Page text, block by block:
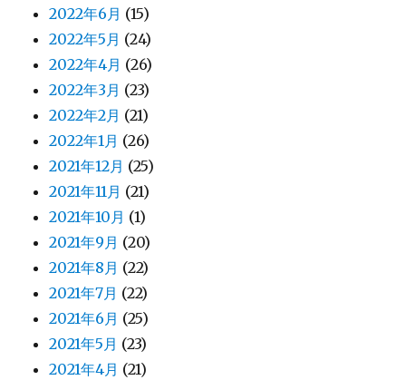
2022年6月 (15)
2022年5月 (24)
2022年4月 (26)
2022年3月 (23)
2022年2月 (21)
2022年1月 (26)
2021年12月 (25)
2021年11月 (21)
2021年10月 (1)
2021年9月 (20)
2021年8月 (22)
2021年7月 (22)
2021年6月 (25)
2021年5月 (23)
2021年4月 (21)